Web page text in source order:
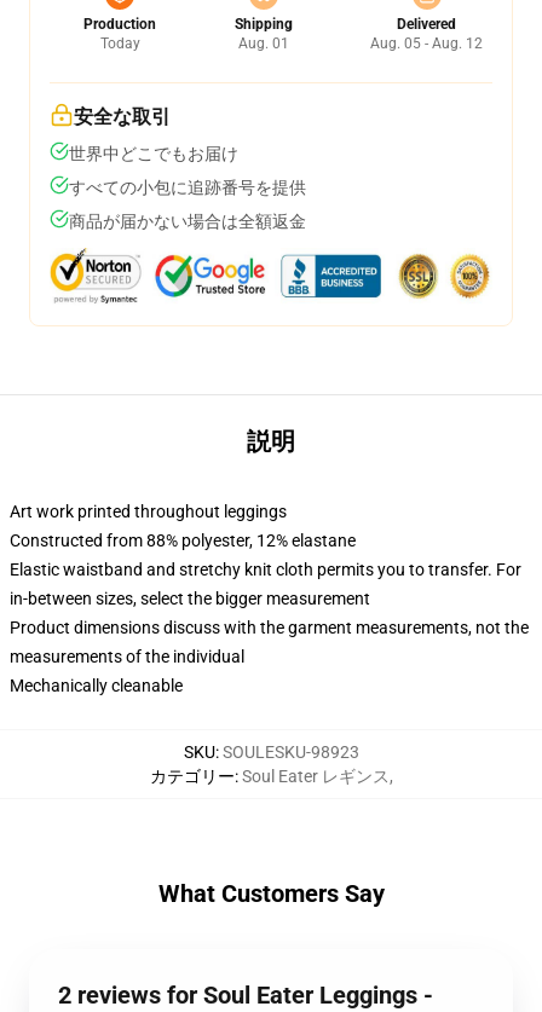
Production
Today
Shipping
Aug. 01
Delivered
Aug. 05 - Aug. 12
安全な取引
世界中どこでもお届け
すべての小包に追跡番号を提供
商品が届かない場合は全額返金
説明
Art work printed throughout leggings
Constructed from 88% polyester, 12% elastane
Elastic waistband and stretchy knit cloth permits you to transfer. For
in-between sizes, select the bigger measurement
Product dimensions discuss with the garment measurements, not the
measurements of the individual
Mechanically cleanable
SKU:SOULESKU-98923
カテゴリー:Soul Eater レギンス,
What Customers Say
2 reviews for Soul Eater Leggings -